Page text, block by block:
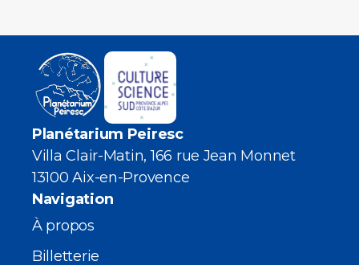
Planétarium Peiresc
Villa Clair-Matin, 166 rue Jean Monnet
13100 Aix-en-Provence
Navigation
À propos
Billetterie